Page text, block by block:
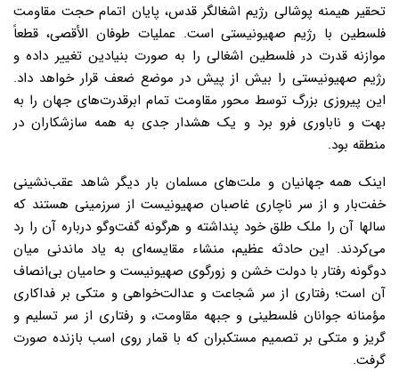
تحقیر هیمنه پوشالی رژیم اشغالگر قدس، پایان اتمام حجت مقاومت
فلسطین با رژیم صهیونیستی است. عملیات طوفان الأقصی، قطعاً
موازنه قدرت در فلسطین اشغالی را به صورت بنیادین تغییر داده و
رژیم صهیونیستی را بیش از پیش در موضع ضعف قرار خواهد داد.
این پیروزی بزرگ توسط محور مقاومت تمام ابرقدرت‌های جهان را به
بهت و ناباوری فرو برد و یک هشدار جدی به همه سازشکاران در
منطقه بود.
اینک همه جهانیان و ملت‌های‌ مسلمان‌ بار دیگر شاهد عقب‌نشینی‌
خفت‌بار و از سر ناچاری‌ غاصبان‌ صهیونیست‌ از سرزمینی‌ هستند که‌
سالها آن‌ را ملک طلق‌ خود پنداشته‌ و هرگونه‌ گفت‌وگو درباره‌ آن‌ را رد
می‌کردند. این‌ حادثه‌ عظیم‌، منشاء مقایسه‌ای‌ به‌ یاد ماندنی‌ میان‌
دوگونه‌ رفتار با دولت‌ خشن‌ و زورگوی‌ صهیونیست‌ و حامیان‌ بی‌انصاف‌
آن‌ است‌؛ رفتاری‌ از سر شجاعت‌ و عدالت‌خواهی‌ و متکی‌ بر فداکاری‌
مؤمنانه‌ جوانان‌ فلسطینی و جبهه مقاومت، و رفتاری‌ از سر تسلیم‌ و
گریز و متکی‌ بر تصمیم‌ مستکبران‌ که با قمار روی اسب بازنده صورت
گرفت.